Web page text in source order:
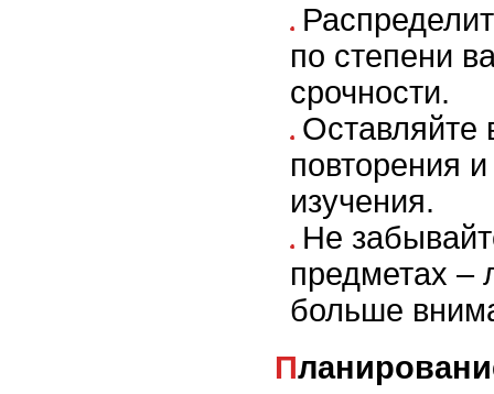
по степени
срочности.
Оставляйте
повторения
изучения.
Не
предметах –
больше